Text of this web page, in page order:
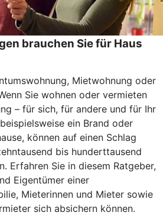
brauchen Sie für Haus
Mietwohnung oder
Sie wohnen oder vermieten
– für sich, für andere und für Ihr
ein Brand oder
können auf einen Schlag
bis hunderttausend
Erfahren Sie in diesem Ratgeber,
Eigentümer einer
Mieterinnen und Mieter sowie
sich absichern können.